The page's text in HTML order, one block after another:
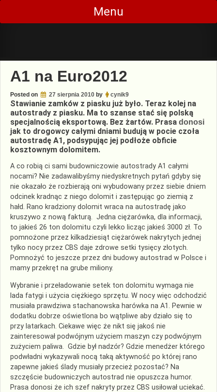
Skip
content
Menu
A1 na Euro2012
Posted on 27 sierpnia 2010 by cynik9
Stawianie zamków z piasku już było. Teraz kolej na
autostrady z piasku. Ma to szanse stać się polską
specjalnością eksportową. Bez żartów. Prasa donosi
jak to drogowcy całymi dniami budują w pocie czoła
autostradę A1, podsypując jej podłoże obficie
kosztownym dolomitem.
A co robią ci sami budowniczowie autostrady A1 całymi
nocami? Nie zadawalibyśmy niedyskretnych pytań gdyby się
nie okazało że rozbierają oni wybudowany przez siebie dniem
odcinek kradnąc z niego dolomit i zastępując go ziemią z
hałd. Rano kradziony dolomit wraca na autostradę jako
kruszywo z nową fakturą. Jedna ciężarówka, dla informacji,
to jakieś 26 ton dolomitu czyli lekko licząc jakieś 3000 zł. To
pomnożone przez kilkadziesiąt ciężarówek nakrytych jednej
tylko nocy przez CBS daje zdrowe setki tysięcy złotych.
Pomnożyć to jeszcze przez dni budowy autostrad w Polsce i
mamy przekręt na grube miliony.
Wybranie i przeładowanie setek ton dolomitu wymaga nie
lada fatygi i użycia ciężkiego sprzętu. W nocy więc odchodzić
musiała prawdziwa stachanowska harówka na A1. Pewnie w
dodatku dobrze oświetlona bo wątpliwe aby działo się to
przy latarkach. Ciekawe więc że nikt się jakoś nie
zainteresował podwójnym użyciem maszyn czy podwójnym
zużyciem paliwa. Gdzie był nadzór? Gdzie menedżer którego
podwładni wykazywali nocą taką aktywność po której rano
zapewne jakieś ślady musiały przecież pozostać? Na
szczęście budowniczych autostrad nie opuszcza humor.
Prasa donosi że ich szef nakryty przez CBS usiłował uciekać.